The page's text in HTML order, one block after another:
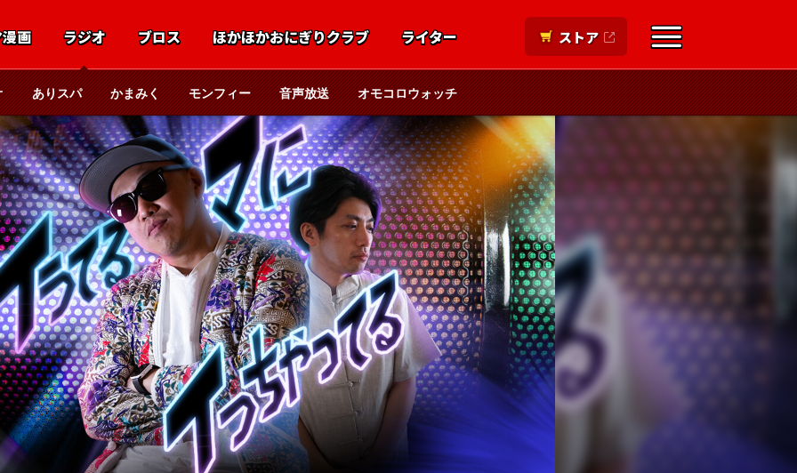
画 ラジオ ブロス ほかほかおにぎりクラブ ライター ストア
ありスパ かまみく モンフィー 音声放送 オモコロウォッチ